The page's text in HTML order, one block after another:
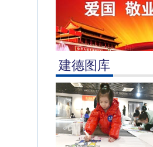
建德图库